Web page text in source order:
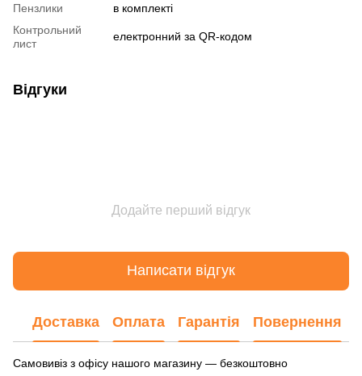
Пензлики
в комплекті
Контрольний
лист
електронний за QR-кодом
Відгуки
Додайте перший відгук
Написати відгук
Доставка Оплата Гарантія Повернення
Самовивіз з офісу нашого магазину — безкоштовно